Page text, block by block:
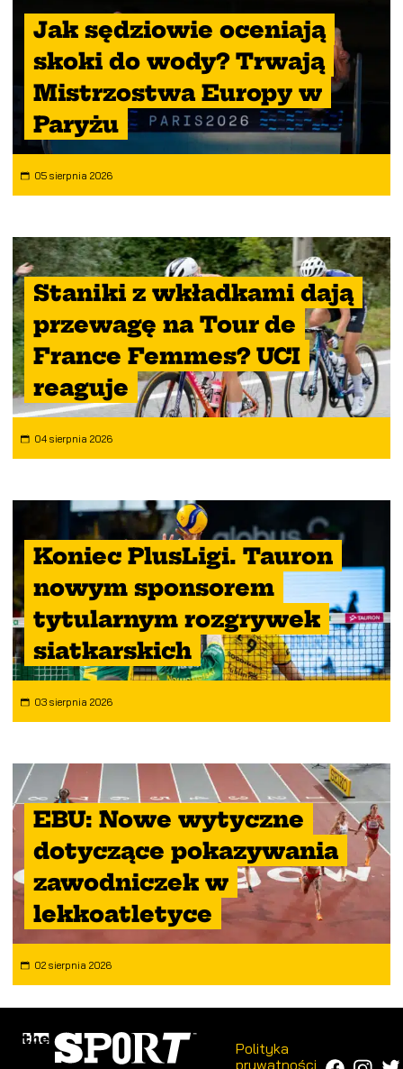
Jak sędziowie oceniają
skoki do wody? Trwają
Mistrzostwa Europy w
Paryżu
05 sierpnia 2026
Staniki z wkładkami dają
przewagę na Tour de
France Femmes? UCI
reaguje
04 sierpnia 2026
Koniec PlusLigi. Tauron
nowym sponsorem
tytularnym rozgrywek
siatkarskich
03 sierpnia 2026
EBU: Nowe wytyczne
dotyczące pokazywania
zawodniczek w
lekkoatletyce
02 sierpnia 2026
Polityka
prywatności